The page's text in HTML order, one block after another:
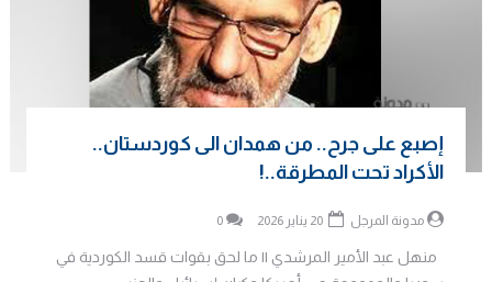
إصبع على جرح.. من همدان الى كوردستان..
الأكراد تحت المطرقة..!
مدونة المرجل 0
منهل عبد الأمير المرشدي || ما لحق بقوات قسد الكوردية في